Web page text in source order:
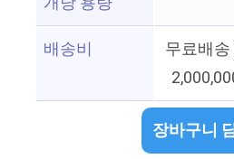
배송비
무료배
장바구니